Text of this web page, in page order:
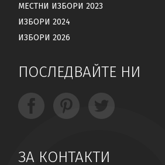
МЕСТНИ ИЗБОРИ 2023
ИЗБОРИ 2024
ИЗБОРИ 2026
ПОСЛЕДВАЙТЕ НИ
ЗА КОНТАКТИ